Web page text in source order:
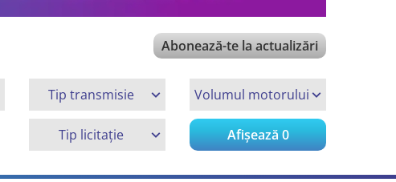
Abonează-te la actualizări
Tip transmisie Volumul motorului
Tip licitație Afișează0